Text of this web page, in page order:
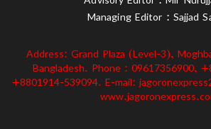
Managing Editor : Sajjad
Address: Grand Plaza (Level-3),
Bangladesh. Phone : 09617356900,
+8801914-539094. E-mail: